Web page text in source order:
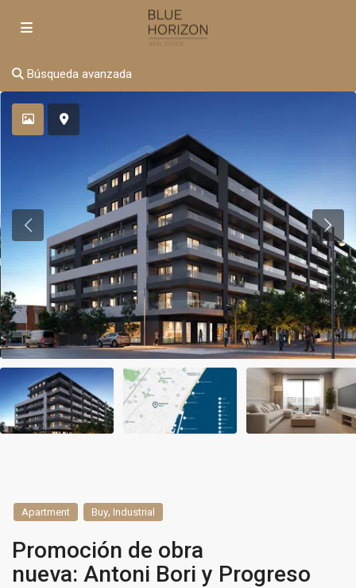
Búsqueda avanzada
Apartment Buy, Industrial
Promoción de obra
nueva: Antoni Bori y Progreso